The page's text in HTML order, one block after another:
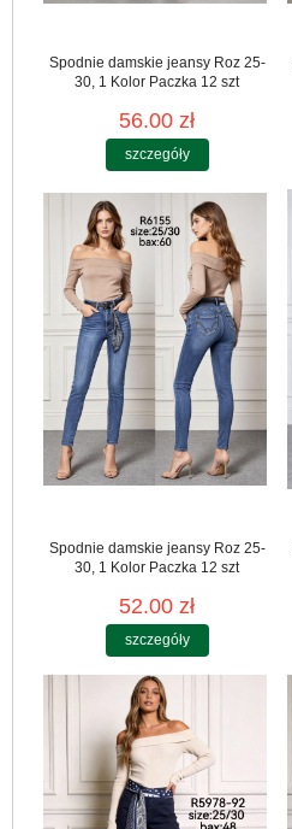
Spodnie damskie jeansy Roz 25-
30, 1 Kolor Paczka 12 szt
56.00 zł
szczegóły
Spodnie damskie jeansy Roz 25-
30, 1 Kolor Paczka 12 szt
52.00 zł
szczegóły